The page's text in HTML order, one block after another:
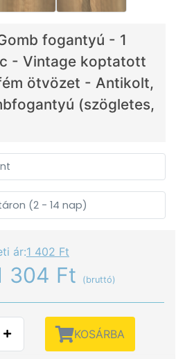
fogantyú - 1
- Vintage koptatott
ötvözet - Antikolt,
(szögletes,
(2 - 14 nap)
ár:1 402 Ft
304 Ft (bruttó)
KOSÁRBA